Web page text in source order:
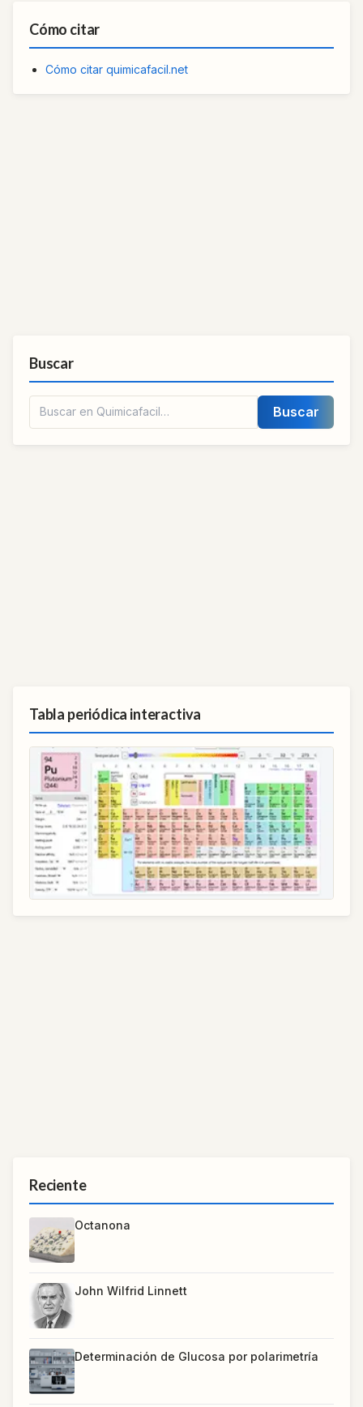
Cómo citar
Cómo citar quimicafacil.net
Buscar
Buscar
Tabla periódica interactiva
Reciente
Octanona
John Wilfrid Linnett
Determinación de Glucosa por polarimetría